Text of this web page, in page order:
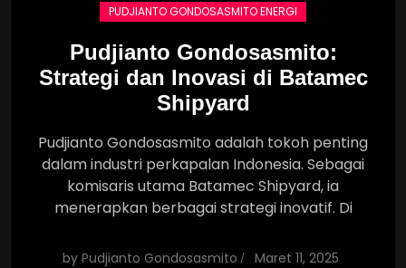
PUDJIANTO GONDOSASMITO ENERGI
Pudjianto Gondosasmito:
Strategi dan Inovasi di Batamec
Shipyard
Pudjianto Gondosasmito adalah tokoh penting
dalam industri perkapalan Indonesia. Sebagai
komisaris utama Batamec Shipyard, ia
menerapkan berbagai strategi inovatif. Di
by Pudjianto Gondosasmito Maret 11, 2025